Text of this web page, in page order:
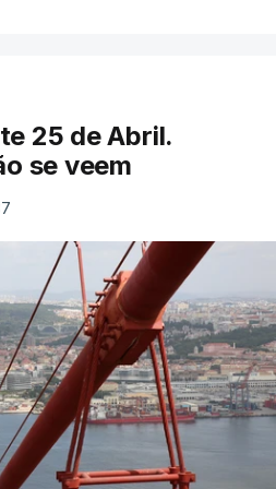
25 de Abril.
se veem